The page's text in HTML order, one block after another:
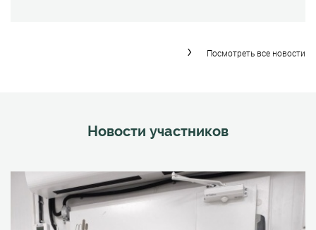
Посмотреть все новости
Новости участников